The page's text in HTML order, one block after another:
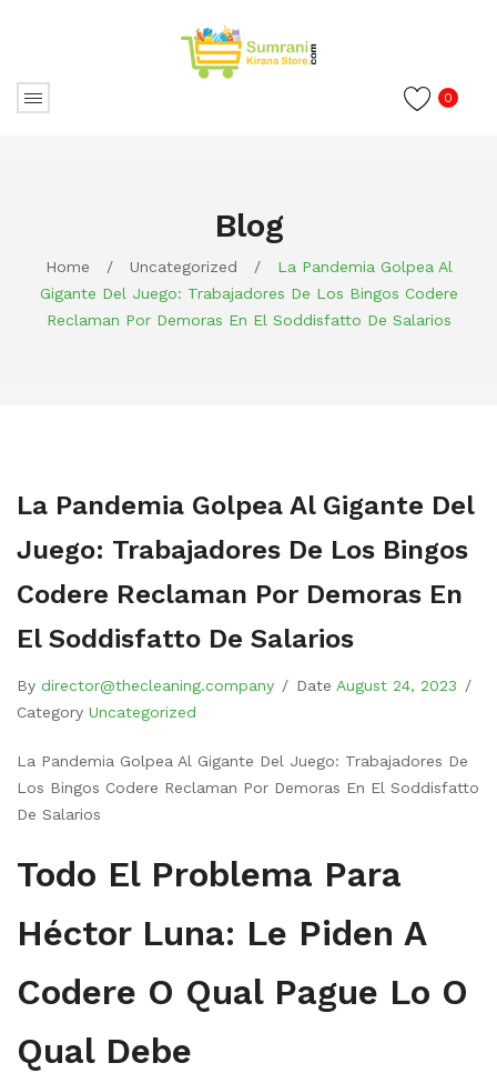
0
Blog
Home / Uncategorized /
La Pandemia Golpea Al
Gigante Del Juego: Trabajadores De Los Bingos Codere
Reclaman Por Demoras En El Soddisfatto De Salarios
La Pandemia Golpea Al Gigante Del
Juego: Trabajadores De Los Bingos
Codere Reclaman Por Demoras En
El Soddisfatto De Salarios
By director@thecleaning.company / Date August 24, 2023 /
Category Uncategorized
La Pandemia Golpea Al Gigante Del Juego: Trabajadores De
Los Bingos Codere Reclaman Por Demoras En El Soddisfatto
De Salarios
Todo El Problema Para
Héctor Luna: Le Piden A
Codere O Qual Pague Lo O
Qual Debe